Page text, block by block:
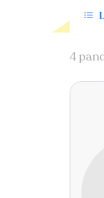
4